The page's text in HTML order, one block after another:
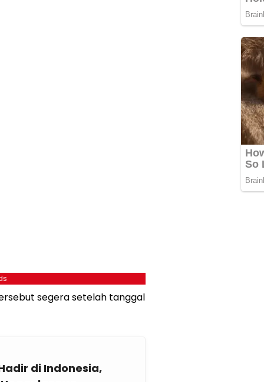
segera setelah tanggal
di Indonesia,